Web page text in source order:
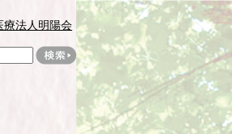
療法人明陽会